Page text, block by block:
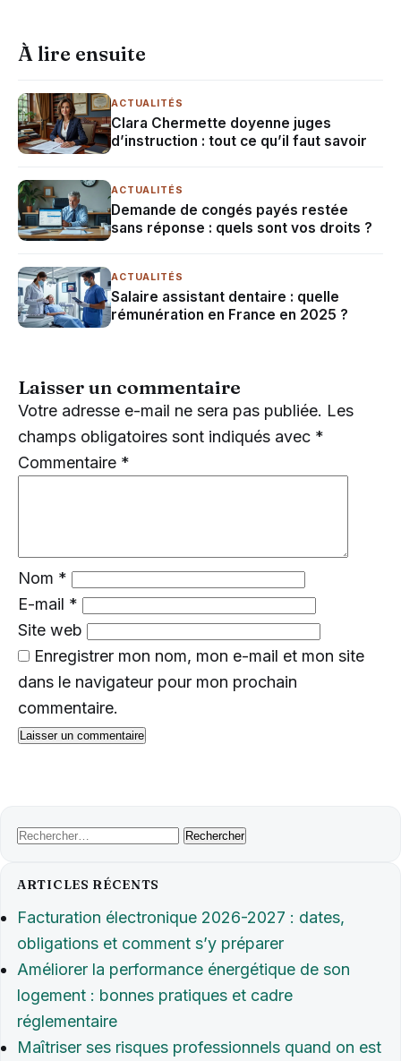
À lire ensuite
ACTUALITÉS
Clara Chermette doyenne juges
d’instruction : tout ce qu’il faut savoir
ACTUALITÉS
Demande de congés payés restée
sans réponse : quels sont vos droits ?
ACTUALITÉS
Salaire assistant dentaire : quelle
rémunération en France en 2025 ?
Laisser un commentaire
Votre adresse e-mail ne sera pas publiée. Les
champs obligatoires sont indiqués avec *
Commentaire *
Nom *
E-mail *
Site web
Enregistrer mon nom, mon e-mail et mon site
dans le navigateur pour mon prochain
commentaire.
Rechercher :
ARTICLES RÉCENTS
Facturation électronique 2026-2027 : dates,
obligations et comment s’y préparer
Améliorer la performance énergétique de son
logement : bonnes pratiques et cadre
réglementaire
Maîtriser ses risques professionnels quand on est